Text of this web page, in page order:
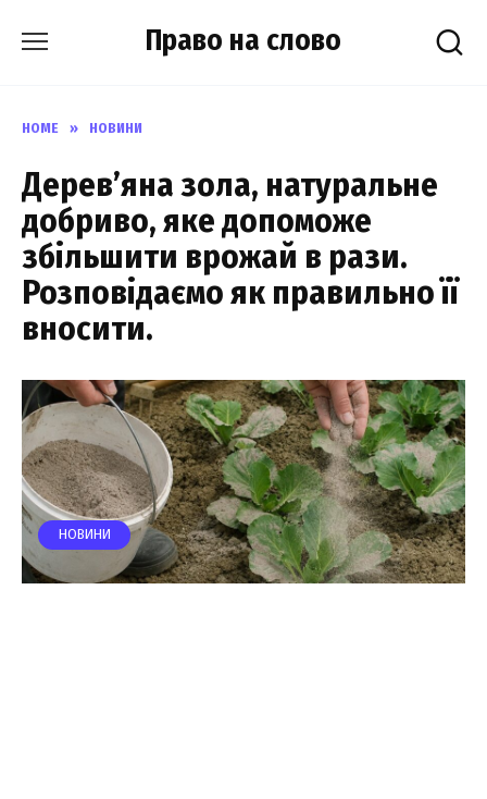
Право на слово
HOME » НОВИНИ
Дерев’яна зола, натуральне
добриво, яке допоможе
збільшити врожай в рази.
Розповідаємо як правильно її
вносити.
НОВИНИ